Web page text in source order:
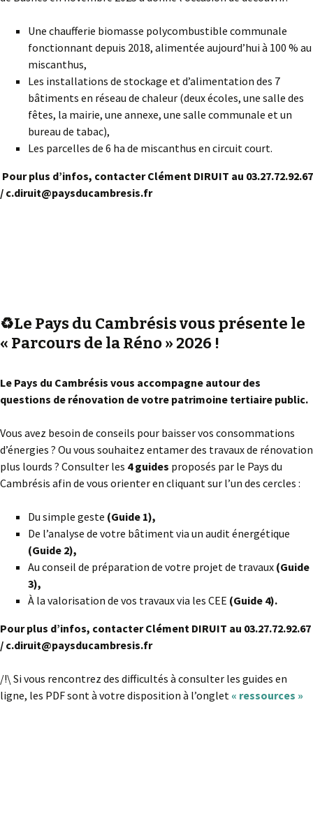
Une chaufferie biomasse polycombustible communale
fonctionnant depuis 2018, alimentée aujourd’hui à 100 % au
miscanthus,
Les installations de stockage et d’alimentation des 7
bâtiments en réseau de chaleur (deux écoles, une salle des
fêtes, la mairie, une annexe, une salle communale et un
bureau de tabac),
Les parcelles de 6 ha de miscanthus en circuit court.
Pour plus d’infos, contacter Clément DIRUIT au 03.27.72.92.67
/ c.diruit@paysducambresis.fr
♻️Le Pays du Cambrésis vous présente le
« Parcours de la Réno » 2026 !
Le Pays du Cambrésis vous accompagne autour des
questions de rénovation de votre patrimoine tertiaire public.
Vous avez besoin de conseils pour baisser vos consommations
d’énergies ? Ou vous souhaitez entamer des travaux de rénovation
plus lourds ? Consulter les 4 guides proposés par le Pays du
Cambrésis afin de vous orienter en cliquant sur l’un des cercles :
Du simple geste (Guide 1),
De l’analyse de votre bâtiment via un audit énergétique
(Guide 2),
Au conseil de préparation de votre projet de travaux (Guide
3),
À la valorisation de vos travaux via les CEE (Guide 4).
Pour plus d’infos, contacter Clément DIRUIT au 03.27.72.92.67
/ c.diruit@paysducambresis.fr
/!\ Si vous rencontrez des difficultés à consulter les guides en
ligne, les PDF sont à votre disposition à l’onglet « ressources »